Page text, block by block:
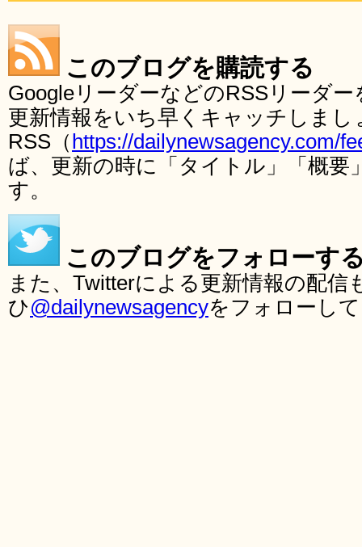
このブログを購読する
GoogleリーダーなどのRSSリーダ
更新情報をいち早くキャッチしま
RSS（ https://dailynewsagency.com/
ば、更新の時に「タイトル」「概要
す。
このブログをフォローす
また、Twitterによる更新情報の配
ひ@dailynewsagencyをフォローし